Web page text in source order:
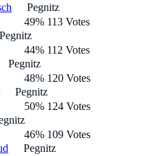
Pegnitz
49% 113 Votes
Pegnitz
44% 112 Votes
Pegnitz
48% 120 Votes
Pegnitz
50% 124 Votes
46% 109 Votes
Pegnitz